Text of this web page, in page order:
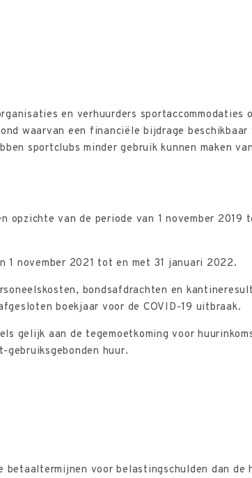
en verhuurders sportaccommodaties
waarvan een financiële bijdrage
sportclubs minder gebruik kunnen maken
opzichte van de periode van 1 november 2019
1 november 2021 tot en met 31 januari 2022.
bondsafdrachten en
boekjaar voor de COVID-19 uitbraak.
gelijk aan de tegemoetkoming voor
huur.
betaaltermijnen voor belastingschulden dan